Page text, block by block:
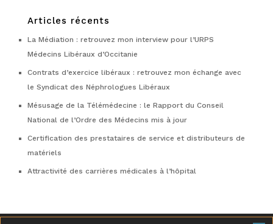
Articles récents
La Médiation : retrouvez mon interview pour l’URPS
Médecins Libéraux d’Occitanie
Contrats d’exercice libéraux : retrouvez mon échange avec
le Syndicat des Néphrologues Libéraux
Mésusage de la Télémédecine : le Rapport du Conseil
National de l’Ordre des Médecins mis à jour
Certification des prestataires de service et distributeurs de
matériels
Attractivité des carrières médicales à l’hôpital